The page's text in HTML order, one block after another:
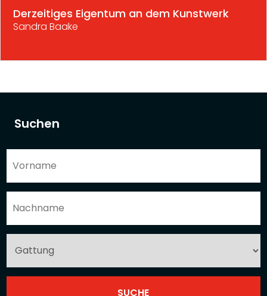
Suchen
Derzeitiges Eigentum an dem Kunstwerk
Sandra Baake